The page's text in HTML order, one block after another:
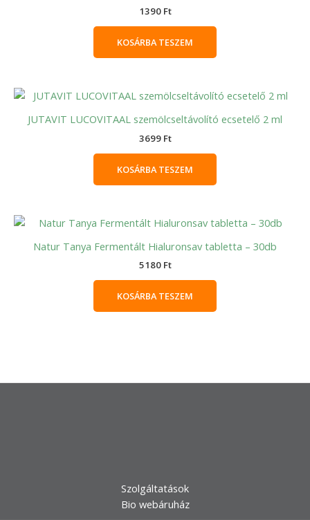
1390 Ft
KOSÁRBA TESZEM
JUTAVIT LUCOVITAAL szemölcseltávolító ecsetelő 2 ml
3699 Ft
KOSÁRBA TESZEM
Natur Tanya Fermentált Hialuronsav tabletta – 30db
5180 Ft
KOSÁRBA TESZEM
Szolgáltatások
Bio webáruház